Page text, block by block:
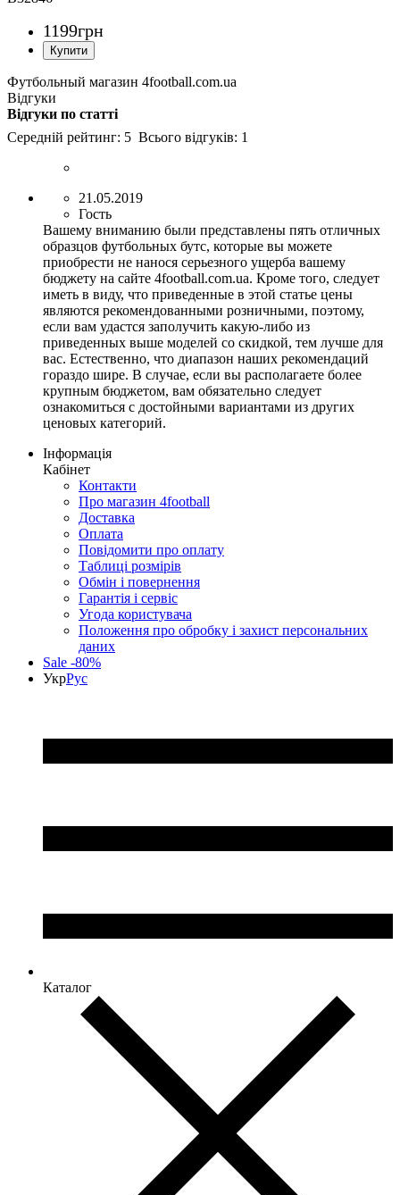
1199грн
Футбольный магазин 4football.com.ua
Відгуки
Відгуки по статті
Середній рейтинг: 5 Всього відгуків: 1
21.05.2019
Гость
Вашему вниманию были представлены пять отличных
образцов футбольных бутс, которые вы можете
приобрести не нанося серьезного ущерба вашему
бюджету на сайте 4football.com.ua. Кроме того, следует
иметь в виду, что приведенные в этой статье цены
являются рекомендованными розничными, поэтому,
если вам удастся заполучить какую-либо из
приведенных выше моделей со скидкой, тем лучше для
вас. Естественно, что диапазон наших рекомендаций
гораздо шире. В случае, если вы располагаете более
крупным бюджетом, вам обязательно следует
ознакомиться с достойными вариантами из других
ценовых категорий.
Інформація
Кабінет
Контакти
Про магазин 4football
Доставка
Оплата
Повідомити про оплату
Таблиці розмірів
Обмін і повернення
Гарантія і сервіс
Угода користувача
Положення про обробку і захист персональних
даних
Sale -80%
УкрРус
Каталог